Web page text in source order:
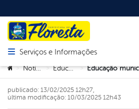
Abrir menu principal de navegação
Serviços e Informações
Você está aqui:
> Notícias > Educação >
publicado: 13/02/2025 12h27,
última modificação: 10/03/2025 12h43